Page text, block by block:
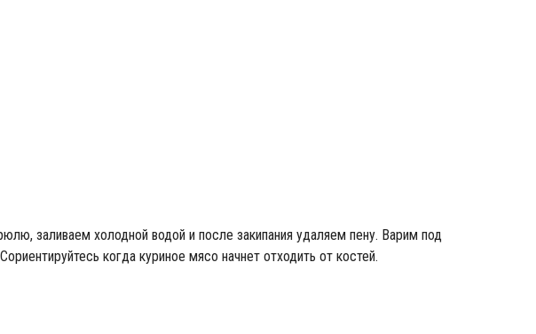
заливаем холодной водой и после закипания удаляем пену. Варим под
когда куриное мясо начнет отходить от костей.